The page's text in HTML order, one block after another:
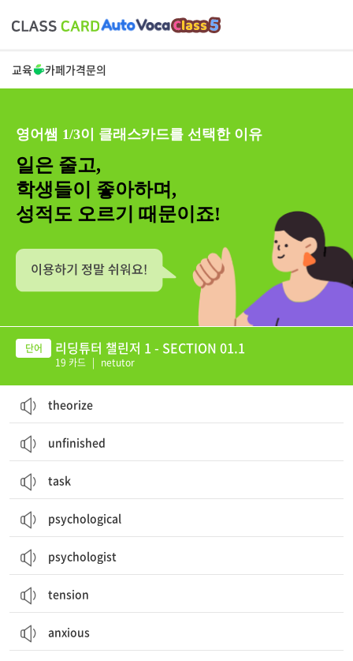
교육 카페가격문의
영어쌤 1/3이 클래스카드를 선택한 이유
일은 줄고,
학생들이 좋아하며,
성적도 오르기 때문이죠!
리딩튜터 챌린저 1 - SECTION 01.1
19 카드 | netutor
theorize
unfinished
task
psychological
psychologist
tension
anxious